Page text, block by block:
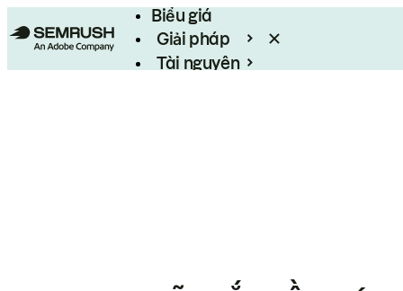
Biểu giá
Giải pháp
Tài nguyên